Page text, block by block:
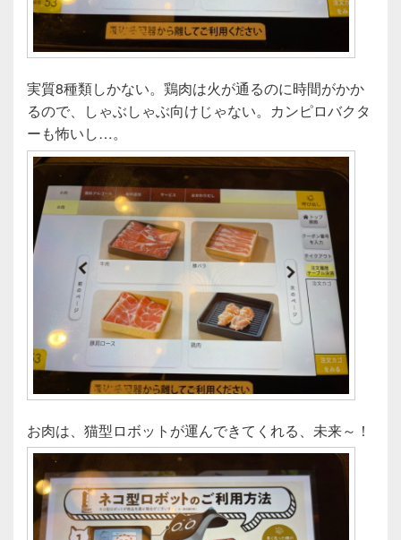
実質8種類しかない。鶏肉は火が通るのに時間がかか
るので、しゃぶしゃぶ向けじゃない。カンピロバクタ
ーも怖いし…。
お肉は、猫型ロボットが運んできてくれる、未来～！